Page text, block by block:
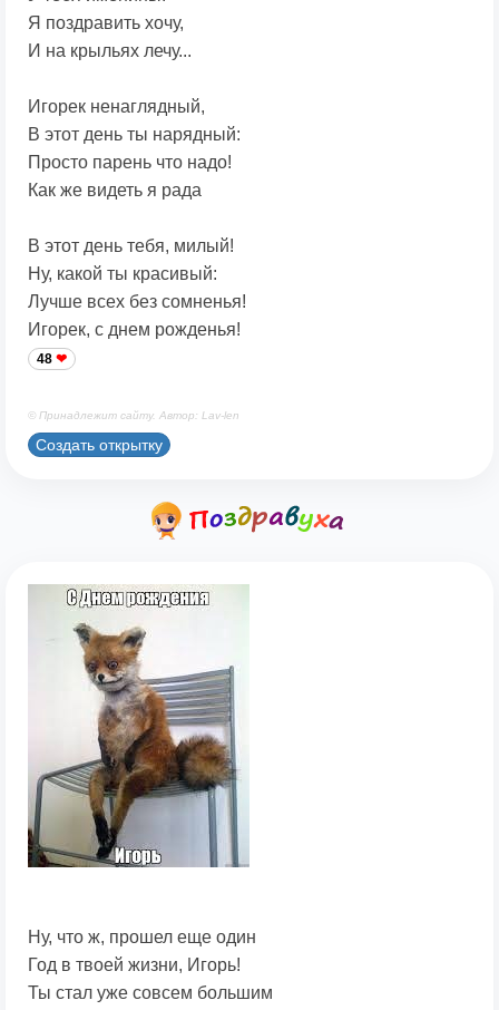
Я поздравить хочу,
И на крыльях лечу...
Игорек ненаглядный,
В этот день ты нарядный:
Просто парень что надо!
Как же видеть я рада
В этот день тебя, милый!
Ну, какой ты красивый:
Лучше всех без сомненья!
Игорек, с днем рожденья!
48
© Принадлежит сайту. Автор: Lav-len
Создать открытку
Ну, что ж, прошел еще один
Год в твоей жизни, Игорь!
Ты стал уже совсем большим